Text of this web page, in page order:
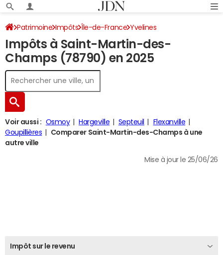
Patrimoine Impôts Île-de-France Yvelines
Saint-Martin-des-Champs Impôt sur le revenu
Impôts à Saint-Martin-des-
Champs (78790) en 2025
Voir aussi : Osmoy Hargeville Septeuil
Flexanville
Goupillières
Comparer Saint-Martin-des-Champs à une
autre ville
Mise à jour le 25/06/26
Impôt sur le revenu